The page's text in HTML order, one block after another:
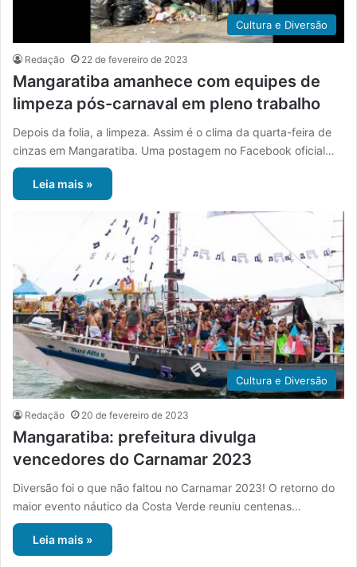
Cultura e Diversão
Redação 22 de fevereiro de 2023
Mangaratiba amanhece com equipes de
limpeza pós-carnaval em pleno trabalho
Depois da folia, a limpeza. Assim é o clima da quarta-feira de
cinzas em Mangaratiba. Uma postagem no Facebook oficial…
Leia mais »
Cultura e Diversão
Redação 20 de fevereiro de 2023
Mangaratiba: prefeitura divulga
vencedores do Carnamar 2023
Diversão foi o que não faltou no Carnamar 2023! O retorno do
maior evento náutico da Costa Verde reuniu centenas…
Leia mais »